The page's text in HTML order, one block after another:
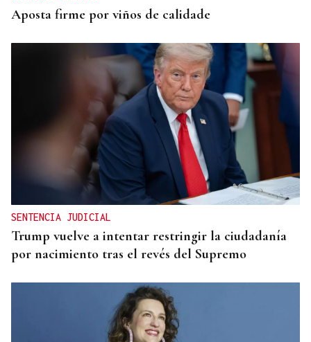
Aposta firme por viños de calidade
SENTENCIA JUDICIAL
Trump vuelve a intentar restringir la ciudadanía
por nacimiento tras el revés del Supremo